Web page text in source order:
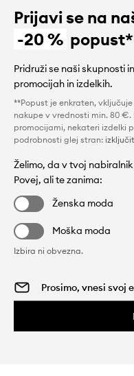
Prijavi se na
-20 %
Pridruži se naši skupnosti
promocijah in izdelkih.
**Popust je enkraten,
nakupe v vrednosti min. 80 €.
promocijami, nekateri izdelki
podrobnosti glej stran:
Želimo, da v tvoj
Povej, ali te zanima:
Ženska moda
Moška moda
Izbira ni obvezna.